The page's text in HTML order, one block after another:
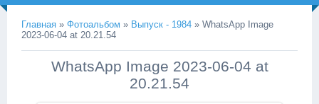
Главная » Фотоальбом » Выпуск - 1984 » WhatsApp Image
2023-06-04 at 20.21.54
WhatsApp Image 2023-06-04 at
20.21.54